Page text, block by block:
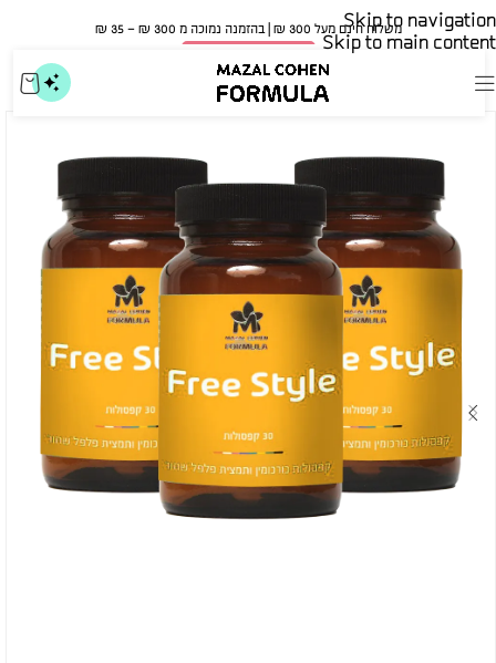
Skip to navigation
Skip to main content
משלוח חינם מעל 300 ₪ | בהזמנה נמוכה מ 300 ₪ – 35 ₪​